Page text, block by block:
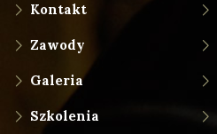
Kontakt
Zawody
Galeria
Szkolenia